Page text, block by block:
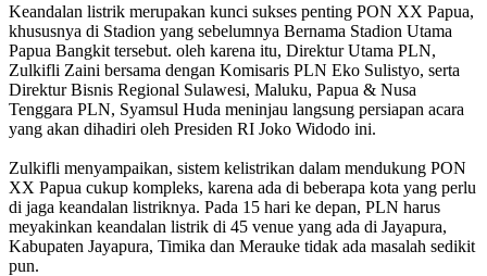
Keandalan listrik merupakan kunci sukses penting PON XX Papua,
khususnya di Stadion yang sebelumnya Bernama Stadion Utama
Papua Bangkit tersebut. oleh karena itu, Direktur Utama PLN,
Zulkifli Zaini bersama dengan Komisaris PLN Eko Sulistyo, serta
Direktur Bisnis Regional Sulawesi, Maluku, Papua & Nusa
Tenggara PLN, Syamsul Huda meninjau langsung persiapan acara
yang akan dihadiri oleh Presiden RI Joko Widodo ini.
Zulkifli menyampaikan, sistem kelistrikan dalam mendukung PON
XX Papua cukup kompleks, karena ada di beberapa kota yang perlu
di jaga keandalan listriknya. Pada 15 hari ke depan, PLN harus
meyakinkan keandalan listrik di 45 venue yang ada di Jayapura,
Kabupaten Jayapura, Timika dan Merauke tidak ada masalah sedikit
pun.